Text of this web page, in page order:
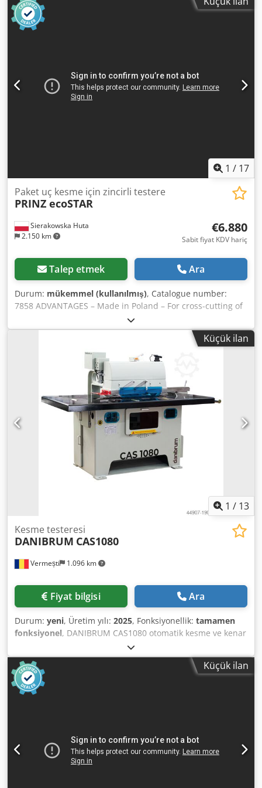
Emiş hava hızı 2000 m3/saat 45 m/s 8 adet ejektör ile çıkış
1 / 17
Sierakowska Huta
2.150 km
Paket uç kesme için zincirli testere
PRINZ ecoSTAR
€6.880
Sabit fiyat KDV hariç
Talep etmek Ara
Durum: mükemmel (kullanılmış), Catalogue number:
7858 ADVANTAGES – Made in Poland – For cross-cutting of
bundles or round timber – Not repainted – Mobile, on
wheels – Used saw, very good condition TECHNICAL DATA
guide bar length: 2100 mm cutting length: 1900 mm
automatic lubrication of cutting system shock absorber
and tensioning system in the head manual guide bar feed
electric motor: 7.5 kW transport dimensions (L/W/H):
1900x900x2710 mm total weight: 205 kg Dcjdpezkhnbefx
Amgsk Net price: 28,900 PLN Net price: 6,880 EUR
depending on the exchange rate of 4.2 EUR (Prices may
change with larger fluctuations)
Küçük ilan
1 / 13
Vermești 1.096 km
Kesme testeresi
DANIBRUM CAS1080
Fiyat bilgisi Ara
Durum: yeni, Üretim yılı: 2025, Fonksiyonellik: tamamen
fonksiyonel, DANIBRUM CAS1080 otomatik kesme ve kenar
kesme testeresi – Kesimde hız, hassasiyet ve güvenlik
DANIBRUM CAS1080 otomatik kesme ve kenar bantlama
testeresi, kereste ve pirinç malzemelerin yüksek
verimlilikle işlenmesi için ideal çözümdür. Yüksek hızda
düz kesimler sağlayan bu sağlam ve hassas makine,
çalışma esnekliği; Yoğun üretim için ideal, yüksek çalışma
hızı; Kesimde hassasiyet, düz ve temiz kenarlar; Dodpfx
Aewhbvcemgjck Geri tepme önleyici koruma sistemleri ve
Küçük ilan